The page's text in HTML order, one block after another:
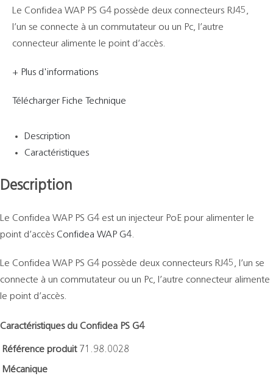
Le Confidea WAP PS G4 possède deux connecteurs RJ45,
l’un se connecte à un commutateur ou un Pc, l’autre
connecteur alimente le point d’accès.
+ Plus d'informations
Télécharger Fiche Technique
Description
Caractéristiques
Description
Le Confidea WAP PS G4 est un injecteur PoE pour alimenter le
point d’accès Confidea WAP G4.
Le Confidea WAP PS G4 possède deux connecteurs RJ45, l’un se
connecte à un commutateur ou un Pc, l’autre connecteur alimente
le point d’accès.
Caractéristiques du Confidea PS G4
Référence produit 71.98.0028
Mécanique